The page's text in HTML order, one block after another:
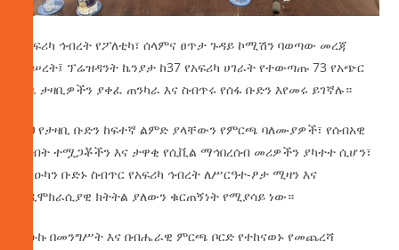
የአፍሪካ ኅብረት የፖለቲካ፣ ሰላምና ፀጥታ ጉዳይ ኮሚሽን ባወጣው መረጃ
መሠረት፤ ፕሬዝዳንት ኬንያታ ከ37 የአፍሪካ ሀገራት የተውጣጡ 73 የአጭር
ጊዜ ታዛቢዎችን ያቀፈ ጠንካራ እና ስብጥሩ የሰፋ ቡድን እየመሩ ይገኛሉ።
ይህ የታዛቢ ቡድን ከፍተኛ ልምድ ያላቸውን የምርጫ ባለሙያዎች፣ የሰብአዊ
መብት ተሟጋቾችን እና ታዋቂ የሲቪል ማኅበረሰብ መሪዎችን ያካተተ ሲሆን፣
የልዑካን ቡድኑ ስብጥር የአፍሪካ ኅብረት ለሥርዓተ-ፆታ ሚዛን እና
ለዲሞክራሲያዊ ክትትል ያለውን ቁርጠኝነት የሚያሳይ ነው።
ልዑኩ በመንግሥት እና በብሔራዊ ምርጫ ቦርድ የተከናወኑ የመጨረሻ